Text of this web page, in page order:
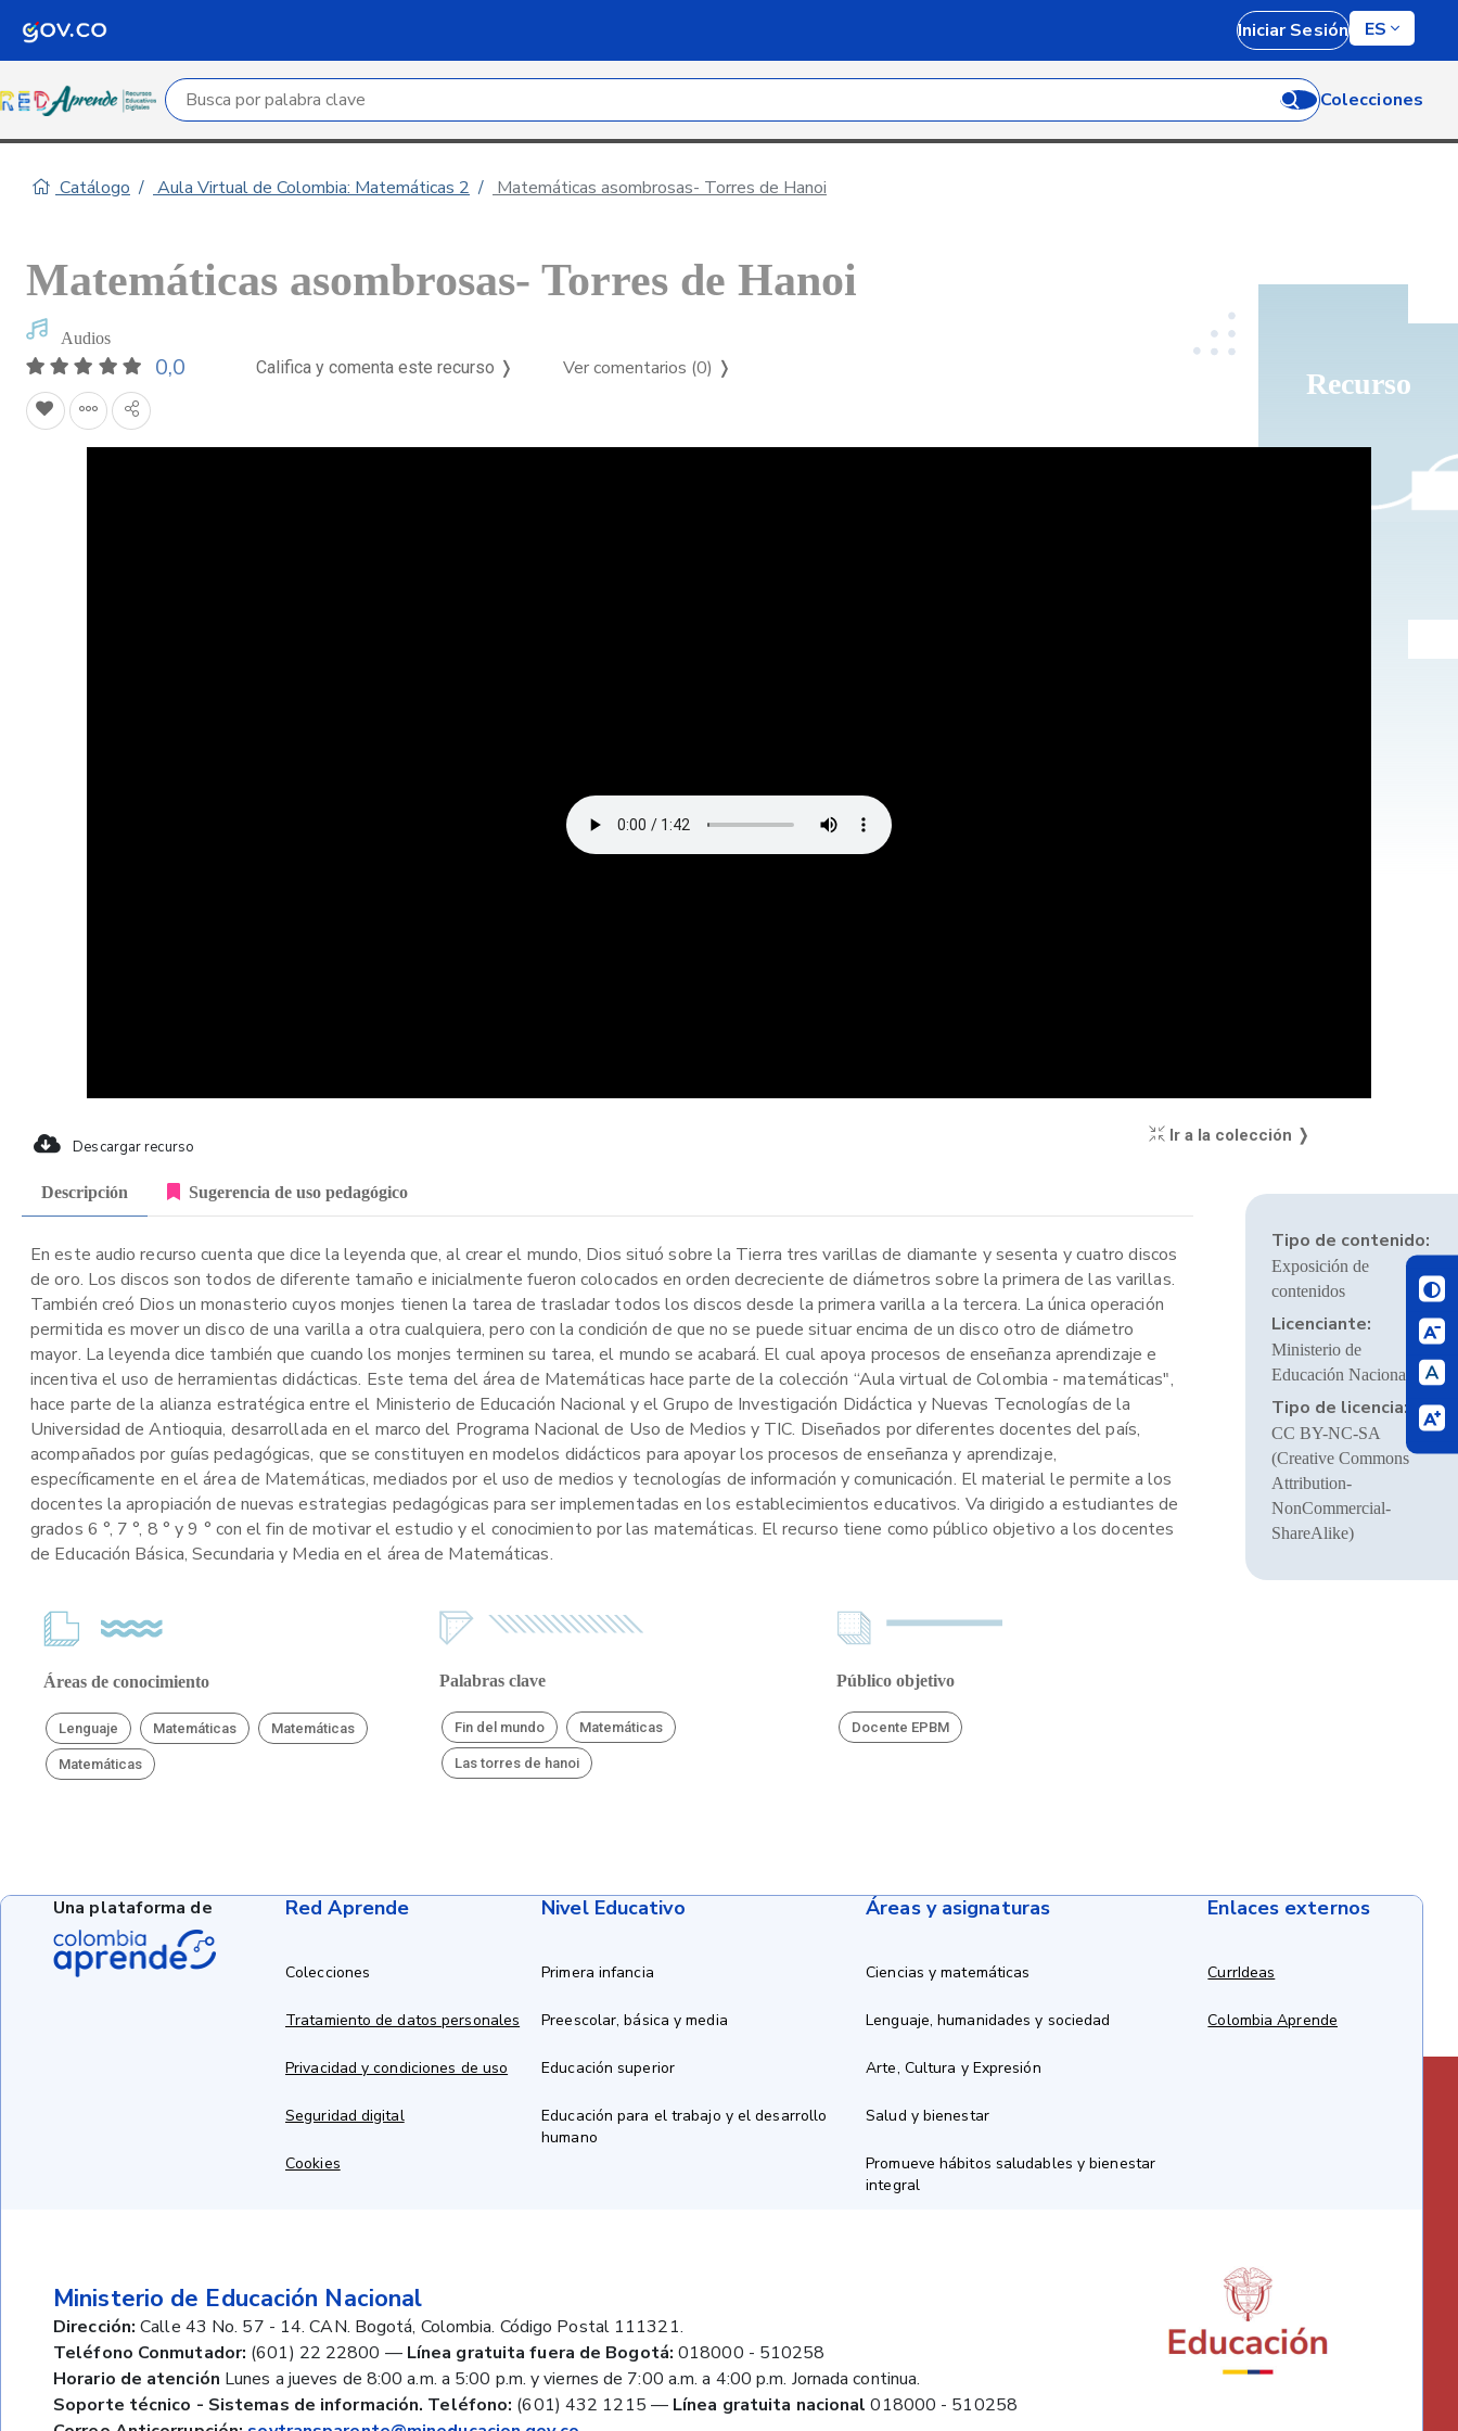
Iniciar Sesión ES
Campo de búsqueda por palabra clave Colecciones
Catálogo Aula Virtual de Colombia: Matemáticas 2 Matemáticas asombrosas- Torres de Hanoi
Recurso
Matemáticas asombrosas- Torres de Hanoi
Audios
0,0 Califica y comenta este recurso ❭ Ver comentarios (0) ❭
Descargar recurso
Ir a la colección ❭
Descripción Sugerencia de uso pedagógico
En este audio recurso cuenta que dice la leyenda que, al crear el mundo, Dios situó sobre la Tierra tres varillas de diamante y sesenta y cuatro discos
de oro. Los discos son todos de diferente tamaño e inicialmente fueron colocados en orden decreciente de diámetros sobre la primera de las varillas.
También creó Dios un monasterio cuyos monjes tienen la tarea de trasladar todos los discos desde la primera varilla a la tercera. La única operación
permitida es mover un disco de una varilla a otra cualquiera, pero con la condición de que no se puede situar encima de un disco otro de diámetro
mayor. La leyenda dice también que cuando los monjes terminen su tarea, el mundo se acabará. El cual apoya procesos de enseñanza aprendizaje e
incentiva el uso de herramientas didácticas. Este tema del área de Matemáticas hace parte de la colección “Aula virtual de Colombia - matemáticas",
hace parte de la alianza estratégica entre el Ministerio de Educación Nacional y el Grupo de Investigación Didáctica y Nuevas Tecnologías de la
Universidad de Antioquia, desarrollada en el marco del Programa Nacional de Uso de Medios y TIC. Diseñados por diferentes docentes del país,
acompañados por guías pedagógicas, que se constituyen en modelos didácticos para apoyar los procesos de enseñanza y aprendizaje,
específicamente en el área de Matemáticas, mediados por el uso de medios y tecnologías de información y comunicación. El material le permite a los
docentes la apropiación de nuevas estrategias pedagógicas para ser implementadas en los establecimientos educativos. Va dirigido a estudiantes de
grados 6 °, 7 °, 8 ° y 9 ° con el fin de motivar el estudio y el conocimiento por las matemáticas. El recurso tiene como público objetivo a los docentes
de Educación Básica, Secundaria y Media en el área de Matemáticas.
Áreas de conocimiento
Lenguaje Matemáticas Matemáticas
Matemáticas
Palabras clave
Fin del mundo Matemáticas
Las torres de hanoi
Público objetivo
Docente EPBM
Tipo de contenido:
Exposición de
contenidos
Licenciante:
Ministerio de
Educación Nacional
Tipo de licencia:
CC BY-NC-SA
(Creative Commons
Attribution-
NonCommercial-
ShareAlike)
Red Aprende
Colecciones
Tratamiento de datos personales
Privacidad y condiciones de uso
Seguridad digital
Cookies
Nivel Educativo
Primera infancia
Preescolar, básica y media
Educación superior
Educación para el trabajo y el desarrollo
humano
Áreas y asignaturas
Ciencias y matemáticas
Lenguaje, humanidades y sociedad
Arte, Cultura y Expresión
Salud y bienestar
Promueve hábitos saludables y bienestar
integral
Enlaces externos
CurrIdeas
Colombia Aprende
Ministerio de Educación Nacional
Dirección: Calle 43 No. 57 - 14. CAN. Bogotá, Colombia. Código Postal 111321.
Teléfono Conmutador: (601) 22 22800 — Línea gratuita fuera de Bogotá: 018000 - 510258
Horario de atención Lunes a jueves de 8:00 a.m. a 5:00 p.m. y viernes de 7:00 a.m. a 4:00 p.m. Jornada continua.
Soporte técnico - Sistemas de información. Teléfono: (601) 432 1215 — Línea gratuita nacional 018000 - 510258
Una plataforma de